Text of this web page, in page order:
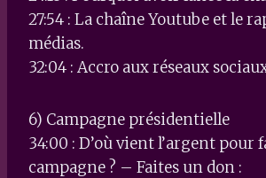
27:54 : La chaîne Youtube et le
médias.
32:04 : Accro aux réseaux
6) Campagne présidentielle
34:00 : D’où vient l’argent pour
campagne ? – Faites un don :